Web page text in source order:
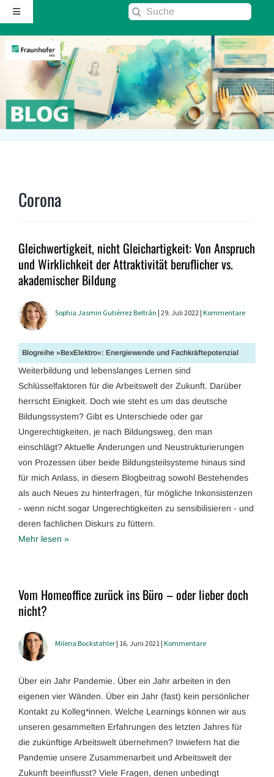
Zum
Inhalt
springen
Toggle
Navigation
Startseite
Über diesen Blog
Kontakt
RSS
Fraunhofer IAO ↗
Suche
Corona
Gleichwertigkeit, nicht Gleichartigkeit: Von Anspruch
und Wirklichkeit der Attraktivität beruflicher vs.
akademischer Bildung
Sophia Jasmin Gutiérrez Beltrán | 29. Juli 2022 | Kommentare
Blogreihe »BexElektro«: Energiewende und Fachkräftepotenzial
Weiterbildung und lebenslanges Lernen sind
Schlüsselfaktoren für die Arbeitswelt der Zukunft. Darüber
herrscht Einigkeit. Doch wie steht es um das deutsche
Bildungssystem? Gibt es Unterschiede oder gar
Ungerechtigkeiten, je nach Bildungsweg, den man
einschlägt? Aktuelle Änderungen und Neustrukturierungen
von Prozessen über beide Bildungsteilsysteme hinaus sind
für mich Anlass, in diesem Blogbeitrag sowohl Bestehendes
als auch Neues zu hinterfragen, für mögliche Inkonsistenzen
- wenn nicht sogar Ungerechtigkeiten zu sensibilisieren - und
deren fachlichen Diskurs zu füttern.
Mehr lesen »
Vom Homeoffice zurück ins Büro – oder lieber doch
nicht?
Milena Bockstahler | 16. Juni 2021 | Kommentare
Über ein Jahr Pandemie. Über ein Jahr arbeiten in den
eigenen vier Wänden. Über ein Jahr (fast) kein persönlicher
Kontakt zu Kolleg*innen. Welche Learnings können wir aus
unseren gesammelten Erfahrungen des letzten Jahres für
die zukünftige Arbeitswelt übernehmen? Inwiefern hat die
Pandemie unsere Zusammenarbeit und Arbeitswelt der
Zukunft beeinflusst? Viele Fragen, denen unbedingt